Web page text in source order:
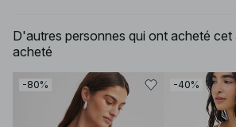
D'autres personnes qui ont acheté
acheté
-80% -40%